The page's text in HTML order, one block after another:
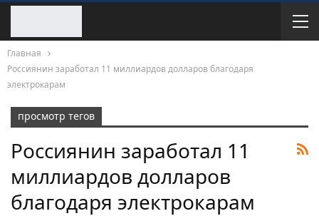
Главная
Россиянин заработал 11 миллиардов долларов благодаря
электрокарам
просмотр тегов
Россиянин заработал 11
миллиардов долларов
благодаря электрокарам